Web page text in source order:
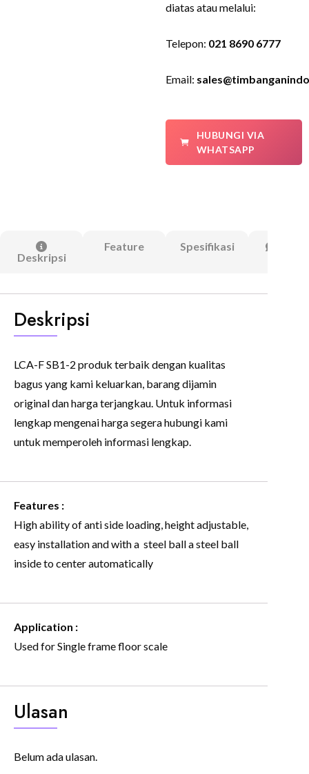
diatas atau melalui:
Telepon: 021 8690 6777
Email:
HUBUNGI VIA
WHATSAPP
Deskripsi
Feature Spesifikasi
Deskripsi
LCA-F SB1-2 produk terbaik dengan kualitas
bagus yang kami keluarkan, barang dijamin
original dan harga terjangkau. Untuk informasi
lengkap mengenai harga segera hubungi kami
untuk memperoleh informasi lengkap.
Features :
High ability of anti side loading, height adjustable,
easy installation and with a steel ball a steel ball
inside to center automatically
Application :
Used for Single frame floor scale
Ulasan
Belum ada ulasan.